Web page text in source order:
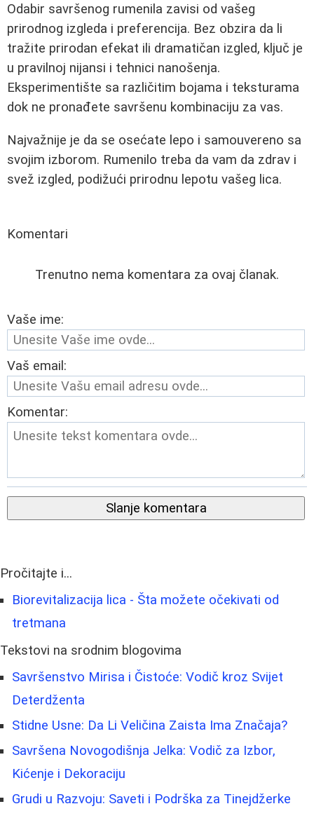
Odabir savršenog rumenila zavisi od vašeg
prirodnog izgleda i preferencija. Bez obzira da li
tražite prirodan efekat ili dramatičan izgled, ključ je
u pravilnoj nijansi i tehnici nanošenja.
Eksperimentište sa različitim bojama i teksturama
dok ne pronađete savršenu kombinaciju za vas.
Najvažnije je da se osećate lepo i samouvereno sa
svojim izborom. Rumenilo treba da vam da zdrav i
svež izgled, podižući prirodnu lepotu vašeg lica.
Komentari
Trenutno nema komentara za ovaj članak.
Vaše ime:
Vaš email:
Komentar:
Slanje komentara
Pročitajte i...
Biorevitalizacija lica - Šta možete očekivati od
tretmana
Tekstovi na srodnim blogovima
Savršenstvo Mirisa i Čistoće: Vodič kroz Svijet
Deterdženta
Stidne Usne: Da Li Veličina Zaista Ima Značaja?
Savršena Novogodišnja Jelka: Vodič za Izbor,
Kićenje i Dekoraciju
Grudi u Razvoju: Saveti i Podrška za Tinejdžerke